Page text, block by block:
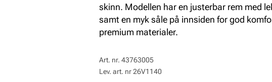
skinn. Modellen har en justerbar rem med
samt en myk såle på innsiden for god
premium materialer.
Art. nr. 43763005
Lev. art. nr26V1140